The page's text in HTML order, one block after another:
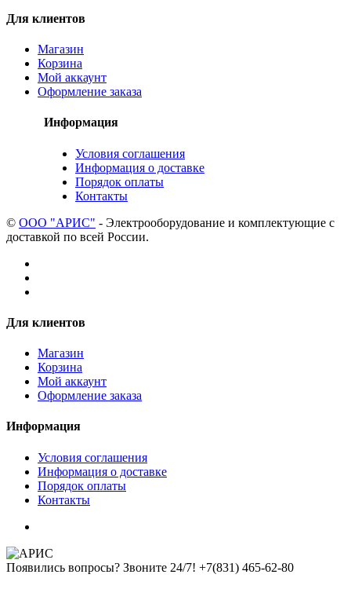
Для клиентов
Магазин
Корзина
Мой аккаунт
Оформление заказа
Информация
Условия соглашения
Информация о доставке
Порядок оплаты
Контакты
© ООО "АРИС" - Электрооборудование и комплектующие с
доставкой по всей России.
Для клиентов
Магазин
Корзина
Мой аккаунт
Оформление заказа
Информация
Условия соглашения
Информация о доставке
Порядок оплаты
Контакты
Появились вопросы? Звоните 24/7! +7(831) 465-62-80